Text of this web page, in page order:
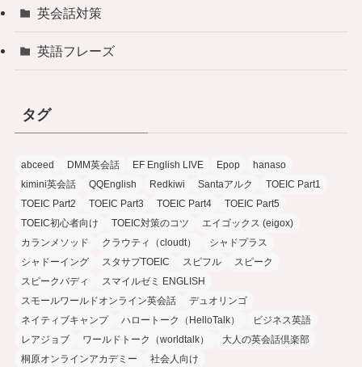
英会話対策
英語フレーズ
タグ
abceed DMM英会話 EF English LIVE Epop
hanaso
kimini英会話
QQEnglish Redkiwi Santaアルク
TOEIC Part1
TOEIC Part2
TOEIC Part3 TOEIC Part4
TOEIC Part5
TOEIC初心者向け
TOEIC対策のコツ
エイゴックス (eigox)
カランメソッド
クラウティ（cloudt）
シャドプラス
シャドーイング
スタサプTOEIC スピフル
スピーク
スピークバディ
スマイルゼミ ENGLISH
スモールワールドオンライン英会話
デュオリンゴ
ネイティブキャンプ
ハロートーク（HelloTalk）
ビジネス英語
レアジョブ
ワールドトーク（worldtalk）
大人の英会話倶楽部
桐原オンラインアカデミー
社会人向け